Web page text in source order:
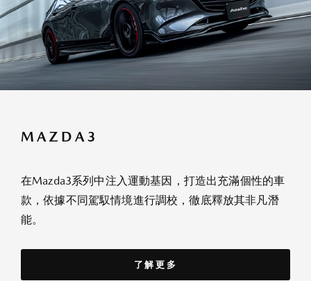
MAZDA3
在Mazda3系列中注入運動基因，打造出充滿個性的車
款，依據不同駕馭情境進行調校，徹底釋放其非凡潛
能。
了解更多